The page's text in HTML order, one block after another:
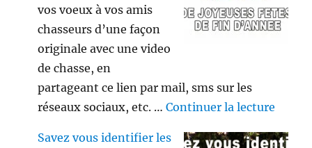
vos voeux à vos amis
chasseurs d’une façon
originale avec une video
de chasse, en
partageant ce lien par mail, sms sur les
réseaux sociaux, etc. …Continuer la lecture
Savez vous identifier les